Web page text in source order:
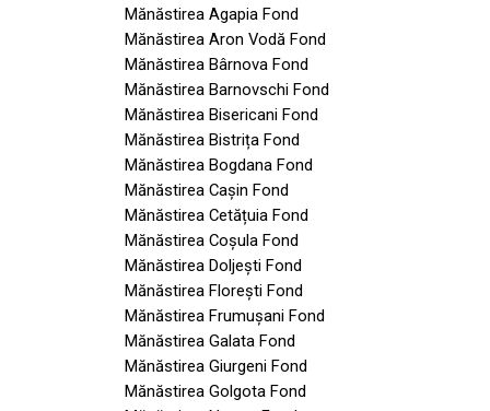
Mănăstirea Agapia Fond
Mănăstirea Aron Vodă Fond
Mănăstirea Bârnova Fond
Mănăstirea Barnovschi Fond
Mănăstirea Bisericani Fond
Mănăstirea Bistrița Fond
Mănăstirea Bogdana Fond
Mănăstirea Cașin Fond
Mănăstirea Cetățuia Fond
Mănăstirea Coșula Fond
Mănăstirea Doljești Fond
Mănăstirea Florești Fond
Mănăstirea Frumușani Fond
Mănăstirea Galata Fond
Mănăstirea Giurgeni Fond
Mănăstirea Golgota Fond